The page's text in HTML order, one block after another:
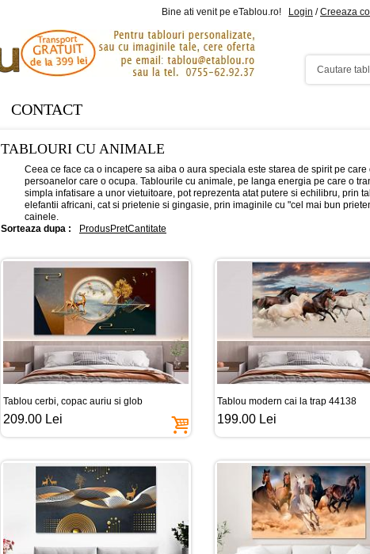
Bine ati venit pe eTablou.ro! Login /Creeaza
CONTACT
TABLOURI CU ANIMALE
Ceea ce face ca o incapere sa aiba o aura speciala este starea de spirit pe care
persoanelor care o ocupa. Tablourile cu animale, pe langa energia pe care o
simpla infatisare a unor vietuitoare, pot reprezenta atat putere si echilibru, prin
elefantii africani, cat si prietenie si gingasie, prin imaginile cu "cel mai bun
cainele.
Sorteaza dupa :
ProdusPretCantitate
Tablou cerbi, copac auriu si glob
209.00 Lei
Tablou modern cai la trap 44138
199.00 Lei